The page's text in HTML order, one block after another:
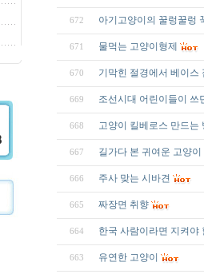
672 아기고양이의 꿀렁꿀렁
671 물먹는 고양이형제
670 기막힌 절경에서 베이스
669 조선시대 어린이들이 쓰
668 고양이 킬베로스 만드는
667 길가다 본 귀여운 고양이
666 주사 맞는 시바견
665 짜장면 취향
664 한국 사람이라면 지켜야
663 유연한 고양이